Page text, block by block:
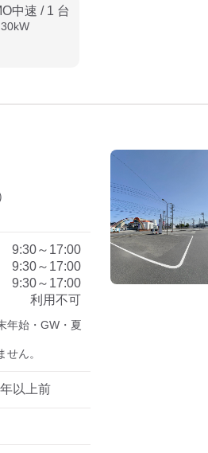
中速 / 1 台
30kW
9:30～17:00
9:30～17:00
9:30～17:00
利用不可
年始・GW・夏
ん。
以上前